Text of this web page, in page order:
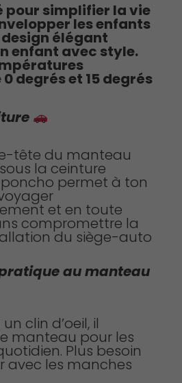
pour simplifier la vie
les enfants
élégant
enfant avec style.
degrés et 15 degrés
tête du manteau
la ceinture
poncho permet à ton
et en toute
compromettre la
du siège-auto
au manteau
clin d’oeil, il
manteau pour les
Plus besoin
avec les manches